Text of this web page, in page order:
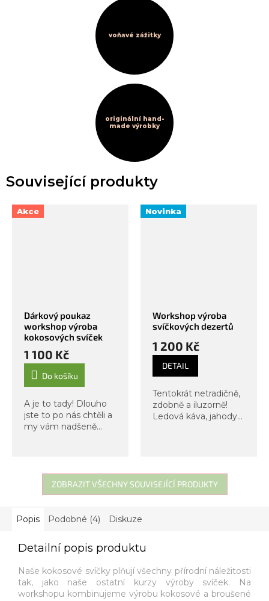
voňavé zážitky
originální hand-
made výrobky
Související produkty
Akce
Dárkový poukaz
workshop výroba
kokosových svíček
1 100 Kč
Do košíku
A je to tady! Dlouho
jste to po nás chtěli a
my vám nadšeně
kouzelná svíčka se
odlévá do kokosu a
používáme...
Novinka
Workshop výroba
svíčkových dezertů
1 200 Kč
DETAIL
Tentokrát netradičně,
zdobně a iluzorně!
Ledová káva, jahody
pohár a latte plné
lásky? Ozdobte si svůj
naprosto...
ZOBRAZIT VŠECHNY SOUVISEJÍCÍ PRODUKTY
Popis Podobné (4) Diskuze
Detailní popis produktu
Naše kokosové svíčky plňují všechny přírodní náležitosti
tak, jako naše ostatní kurzy výroby svíček. Na
workshopu kombinujeme výrobu kokosové a broušené